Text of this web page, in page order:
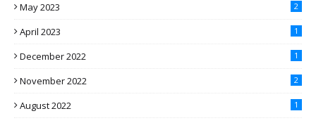
May 2023 2
April 2023 1
December 2022 1
November 2022 2
August 2022 1